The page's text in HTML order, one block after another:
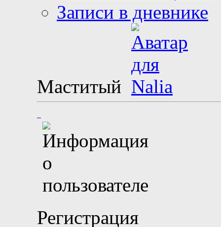
Записи в дневнике
Маститый
Регистрация